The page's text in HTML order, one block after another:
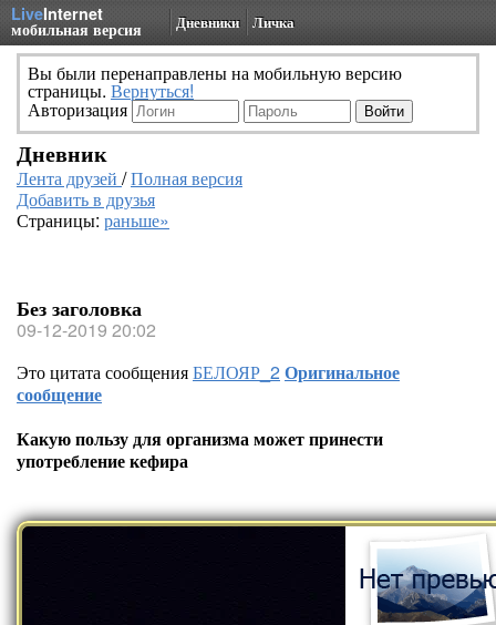
LiveInternet
мобильная версия Дневники Личка
Вы были перенаправлены на мобильную версию
страницы. Вернуться!
Авторизация
Дневник
Лента друзей /Полная версия
Добавить в друзья
Страницы: раньше»
Без заголовка
09-12-2019 20:02
Это цитата сообщенияБЕЛОЯР_2Оригинальное
сообщение
Какую пользу для организма может принести
употребление кефира